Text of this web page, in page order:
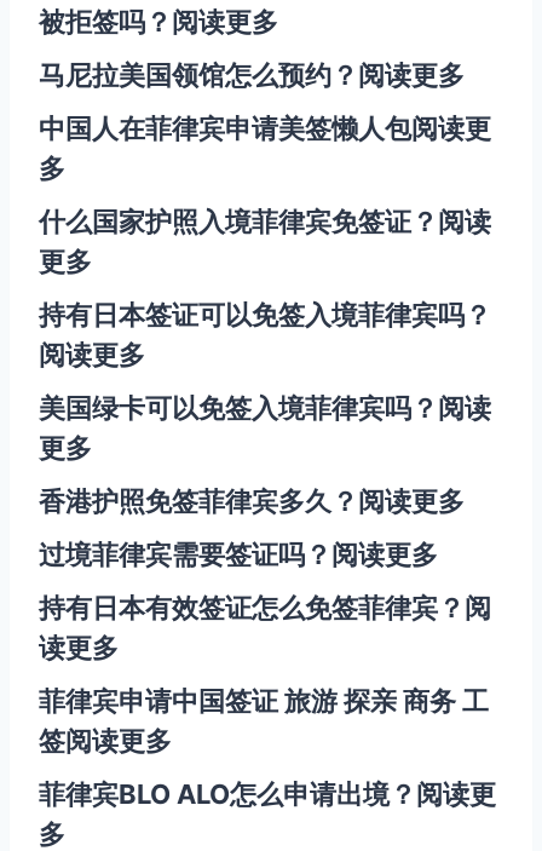
被拒签吗？ 阅读更多
马尼拉美国领馆怎么预约？ 阅读更多
中国人在菲律宾申请美签懒人包阅读更
多
什么国家护照入境菲律宾免签证？ 阅读
更多
持有日本签证可以免签入境菲律宾吗？
阅读更多
美国绿卡可以免签入境菲律宾吗？ 阅读
更多
香港护照免签菲律宾多久？ 阅读更多
过境菲律宾需要签证吗？ 阅读更多
持有日本有效签证怎么免签菲律宾？ 阅
读更多
菲律宾申请中国签证 旅游 探亲 商务 工
签阅读更多
菲律宾BLO ALO怎么申请出境？ 阅读更
多